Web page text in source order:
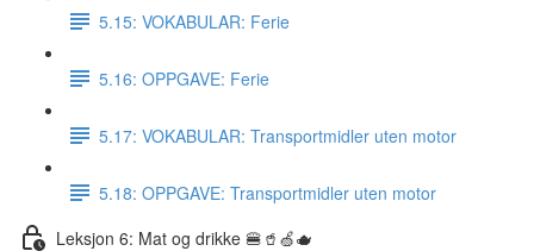
5.15: VOKABULAR: Ferie
5.16: OPPGAVE: Ferie
5.17: VOKABULAR: Transportmidler uten motor
5.18: OPPGAVE: Transportmidler uten motor
Leksjon 6: Mat og drikke 🍔🥤🍏🫖